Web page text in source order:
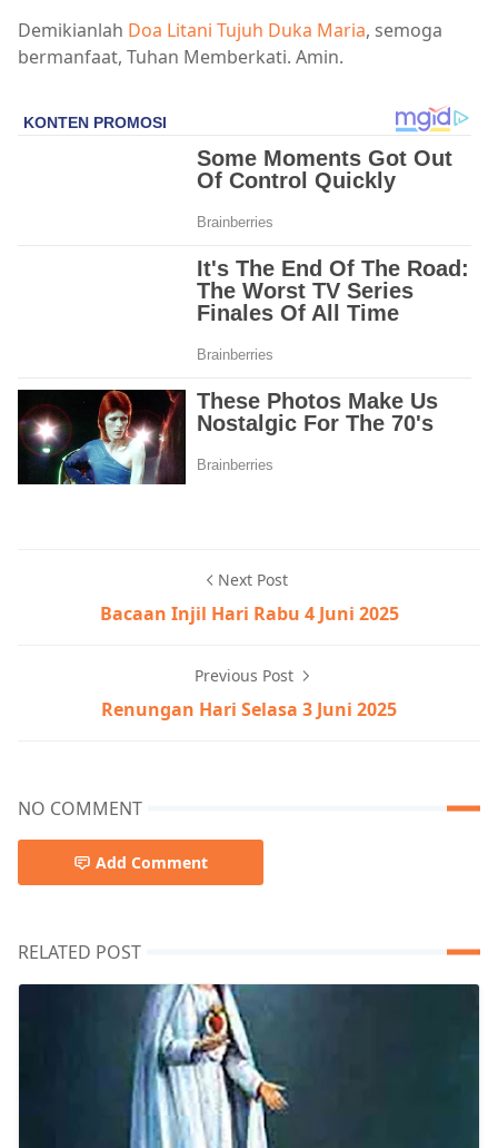
Demikianlah Doa Litani Tujuh Duka Maria, semoga
bermanfaat, Tuhan Memberkati. Amin.
Next Post
Bacaan Injil Hari Rabu 4 Juni 2025
Previous Post
Renungan Hari Selasa 3 Juni 2025
NO COMMENT
Add Comment
RELATED POST